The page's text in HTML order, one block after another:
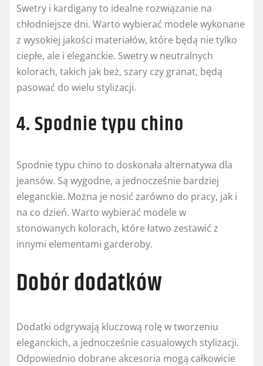
Swetry i kardigany to idealne rozwiązanie na
chłodniejsze dni. Warto wybierać modele wykonane
z wysokiej jakości materiałów, które będą nie tylko
ciepłe, ale i eleganckie. Swetry w neutralnych
kolorach, takich jak beż, szary czy granat, będą
pasować do wielu stylizacji.
4. Spodnie typu chino
Spodnie typu chino to doskonała alternatywa dla
jeansów. Są wygodne, a jednocześnie bardziej
eleganckie. Można je nosić zarówno do pracy, jak i
na co dzień. Warto wybierać modele w
stonowanych kolorach, które łatwo zestawić z
innymi elementami garderoby.
Dobór dodatków
Dodatki odgrywają kluczową rolę w tworzeniu
eleganckich, a jednocześnie casualowych stylizacji.
Odpowiednio dobrane akcesoria mogą całkowicie